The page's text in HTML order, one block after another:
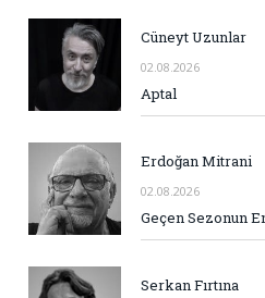
Cüneyt Uzunlar
02.08.2026
Aptal
Erdoğan Mitrani
02.08.2026
Geçen Sezonun
Serkan Fırtına